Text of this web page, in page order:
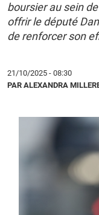
boursier au sein
offrir le député
de renforcer son
21/10/2025 - 08:30
PAR ALEXANDRA